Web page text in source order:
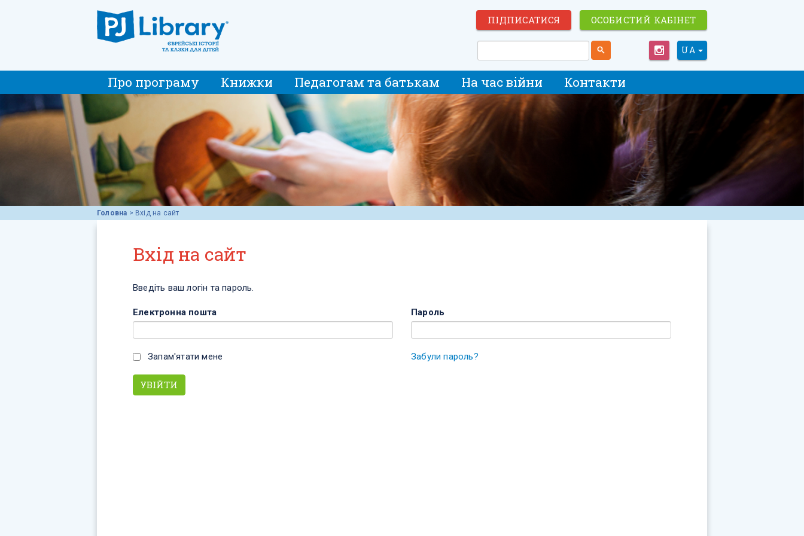
ПІДПИСАТИСЯ ОСОБИСТИЙ КАБІНЕТ
UA
Про програму Книжки Педагогам та батькам На час війни Контакти
Головна > Вхід на сайт
Вхід на сайт
Введіть ваш логін та пароль.
Електронна пошта Пароль
Запам'ятати мене Забули пароль?